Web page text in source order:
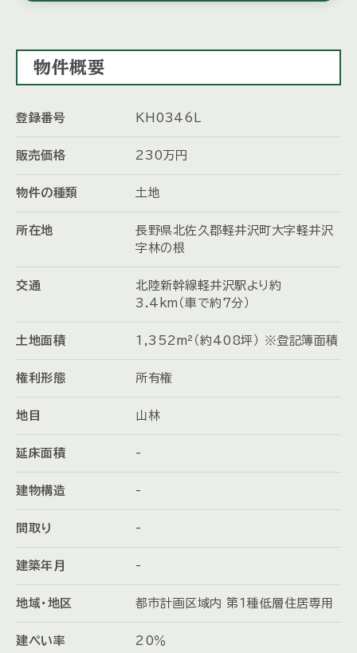
物件概要
登録番号 KH0346L
販売価格 230 万 円
物件の種類 土地
所在地
長野県北佐久郡軽井沢町大字軽井沢
字林の根
交通
北陸新幹線軽井沢駅より約
3.4km（車で約7分）
土地面積 1,352m²（約408坪） ※登記簿面積
権利形態 所有権
地目 山林
延床面積 -
建物構造 -
間取り -
建築年月 -
地域・地区 都市計画区域内 第1種低層住居専用
建ぺい率 20％